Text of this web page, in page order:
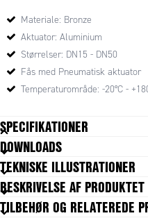
fjedre
lukker lufttæt.
Temperaturområder:
max 8 bar
Tilslutninger med GAS ISO228 hun-
trykluft tilslutninger GAS tilslutning
SA: 1/2” - 3/4” - 1” - 1”1/4 - 1”1/2
Materiale: Bronze
Aktuator: Aluminium
Størrelser: DN15 - DN50
Fås med Pneumatisk aktuator
Temperaturområde: -20°C -
SPECIFIKATIONER
DOWNLOADS
TEKNISKE ILLUSTRATIONER
BESKRIVELSE AF PRODUKTET
TILBEHØR OG RELATEREDE